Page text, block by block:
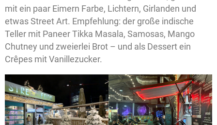
mit ein paar Eimern Farbe, Lichtern, Girlanden und
etwas Street Art. Empfehlung: der große indische
Teller mit Paneer Tikka Masala, Samosas, Mango
Chutney und zweierlei Brot – und als Dessert ein
Crêpes mit Vanillezucker.